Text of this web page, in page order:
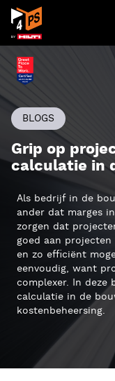
BLOGS
Grip op
calculatie in
Als bedrijf in de
ander dat marges
zorgen dat
goed aan
en zo efficiënt
eenvoudig, want
complexer. In deze
calculatie in de
kostenbeheersing.